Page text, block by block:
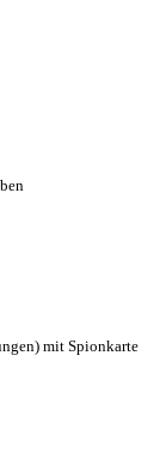
mit Spionkarte